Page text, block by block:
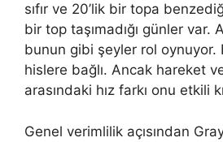
sıfır ve 20’lik bir topa
bir top taşımadığı günler var.
bunun gibi şeyler rol oynuyor.
hislere bağlı. Ancak hareket
arasındaki hız farkı onu etkili
Genel verimlilik açısından